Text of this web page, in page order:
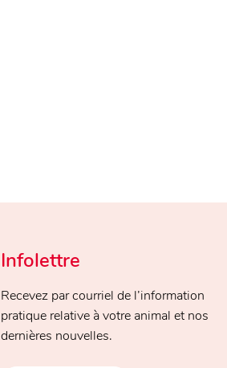
Infolettre
Recevez par courriel de l’information
pratique relative à votre animal et nos
dernières nouvelles.